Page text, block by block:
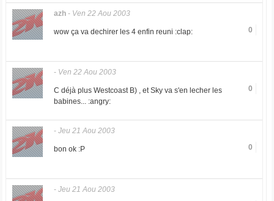
azh- Ven 22 Aou 2003
0
wow ça va dechirer les 4 enfin reuni :clap:
- Ven 22 Aou 2003
0
C déjà plus Westcoast B) , et Sky va s'en lecher les
babines... :angry:
- Jeu 21 Aou 2003
0
bon ok :P
- Jeu 21 Aou 2003